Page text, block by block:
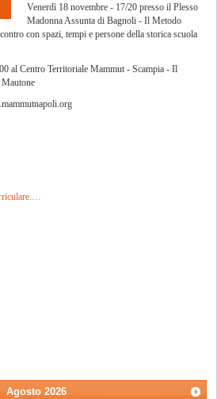
Venerdì 18 novembre - 17/20 presso il Plesso
Madonna Assunta di Bagnoli - Il Metodo
con spazi, tempi e persone della storica scuola
al Centro Territoriale Mammut - Scampia - Il
Agosto 2026